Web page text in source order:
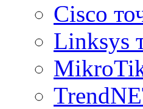
Cisco
Linksys